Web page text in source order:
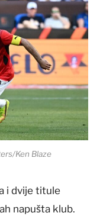
Ken Blaze
i dvije titule
napušta klub.